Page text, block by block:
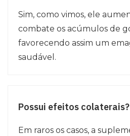
Sim, como vimos, ele
combate os acúmulos de
favorecendo assim um
saudável.
Possui efeitos colaterais?
Em raros os casos, a